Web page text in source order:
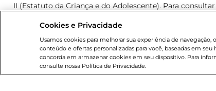
II (Estatuto da Criança e do Adolescente). Para
Cookies e Privacidade
Usamos cookies para melhorar sua experiência de navegação,
conteúdo e ofertas personalizadas para você, baseadas em
concorda em armazenar cookies em seu dispositivo. Para
consulte nossa Política de Privacidade.